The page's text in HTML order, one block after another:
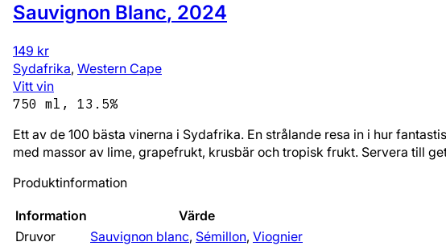
Sauvignon Blanc, 2024
149 kr
Sydafrika, Western Cape
Vitt vin
750 ml, 13.5%
Ett av de 100 bästa vinerna i Sydafrika. En strålande resa in i hur
med massor av lime, grapefrukt, krusbär och tropisk frukt. Servera till
Produktinformation
Information
Värde
Druvor
Sauvignon blanc, Sémillon, Viognier